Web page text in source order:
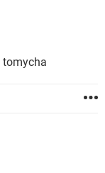
tomycha